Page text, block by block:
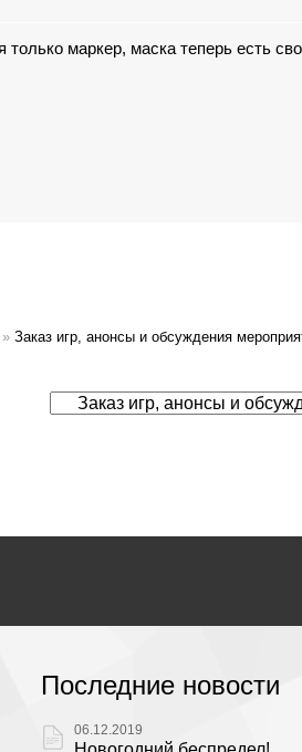
только маркер, маска теперь есть
» Заказ игр, анонсы и обсуждения
Последние новости
06.12.2019